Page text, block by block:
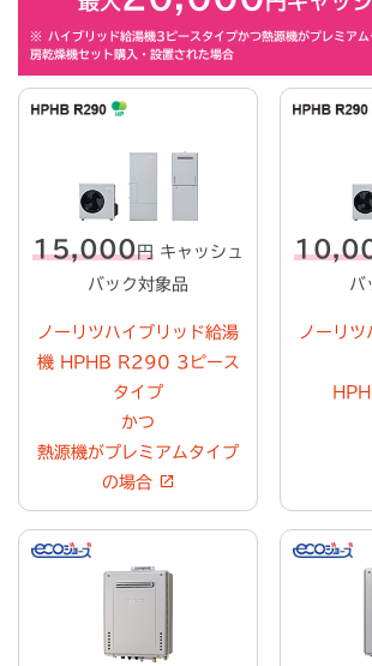
※
ハイブリッド給湯機3ピースタイプかつ熱源機がプレミア
房乾燥機セット購入・設置された場合
15,000円 キャッシュ
バック対象品
ノーリツハイブリッド給湯
機HPHB R290 3ピース
タイプ
かつ
熱源機がプレミアムタイプ
の場合
バ
ノーリ